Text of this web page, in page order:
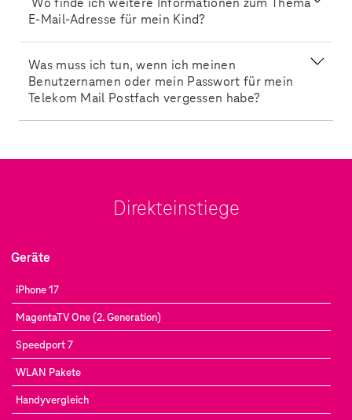
E-Mail-Adresse für mein Kind?
Was muss ich tun, wenn ich meinen
Benutzernamen oder mein Passwort für mein
Telekom Mail Postfach vergessen habe?
Direkteinstiege
Geräte
iPhone 17
MagentaTV One (2. Generation)
Speedport 7
WLAN Pakete
Handyvergleich